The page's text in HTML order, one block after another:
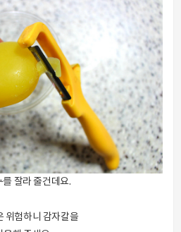
잘라 줄건데요.
위험하니 감자칼을